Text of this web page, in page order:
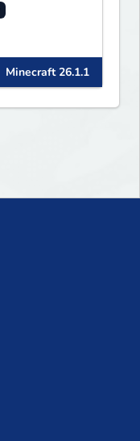
Minecraft 26.1.1